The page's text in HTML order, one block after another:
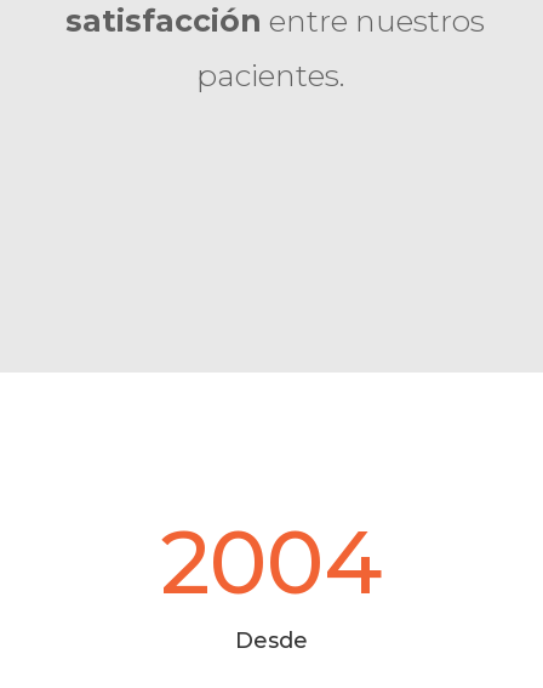
satisfacción entre nuestros
pacientes.
2004
Desde